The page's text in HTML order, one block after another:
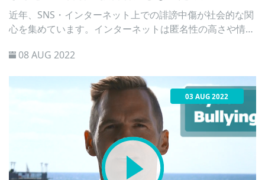
近年、SNS・インターネット上での誹謗中傷が社会的な関
心を集めています。インターネットは匿名性の高さや情報
子どもトラブルに巻き込まれる可能性があります。 本記
に、保護者が気をつけるべき点をご紹介します。
08 AUG 2022
03 AUG 2022